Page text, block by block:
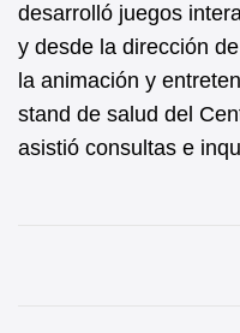
desarrolló juegos
y desde la dirección
la animación y
stand de salud del
asistió consultas e